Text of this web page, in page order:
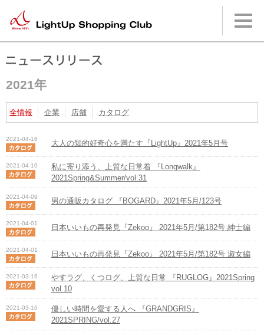
メ
ン
ニ2021年
全情報 企業 店舗 カタログ
2021-04-16 大人の知的好奇心を満たす『LightUp』2021年5月号
2021-04-10
私に寄り添う、上質な日常着 『Longwalk』
2021Spring&Summer/vol.31
2021-04-09 男の通販カタログ 『BOGARD』2021年5月/123号
2021-04-01 日本いいもの再発見『Zekoo』 2021年5月/第182号 紳士編
2021-04-01 日本いいもの再発見『Zekoo』 2021年5月/第182号 淑女編
2021-03-16
やすラグ、くつログ、上質な日常 『RUGLOG』2021Spring
vol.10
2021-03-16
優しい時間を愛する人へ 『GRANDGRIS』
2021SPRING/vol.27